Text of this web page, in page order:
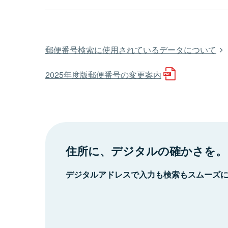
郵便番号検索に使用されているデータについて
2025年度版郵便番号の変更案内
住所に、デジタルの確かさを。
デジタルアドレスで入力も検索もスムーズ